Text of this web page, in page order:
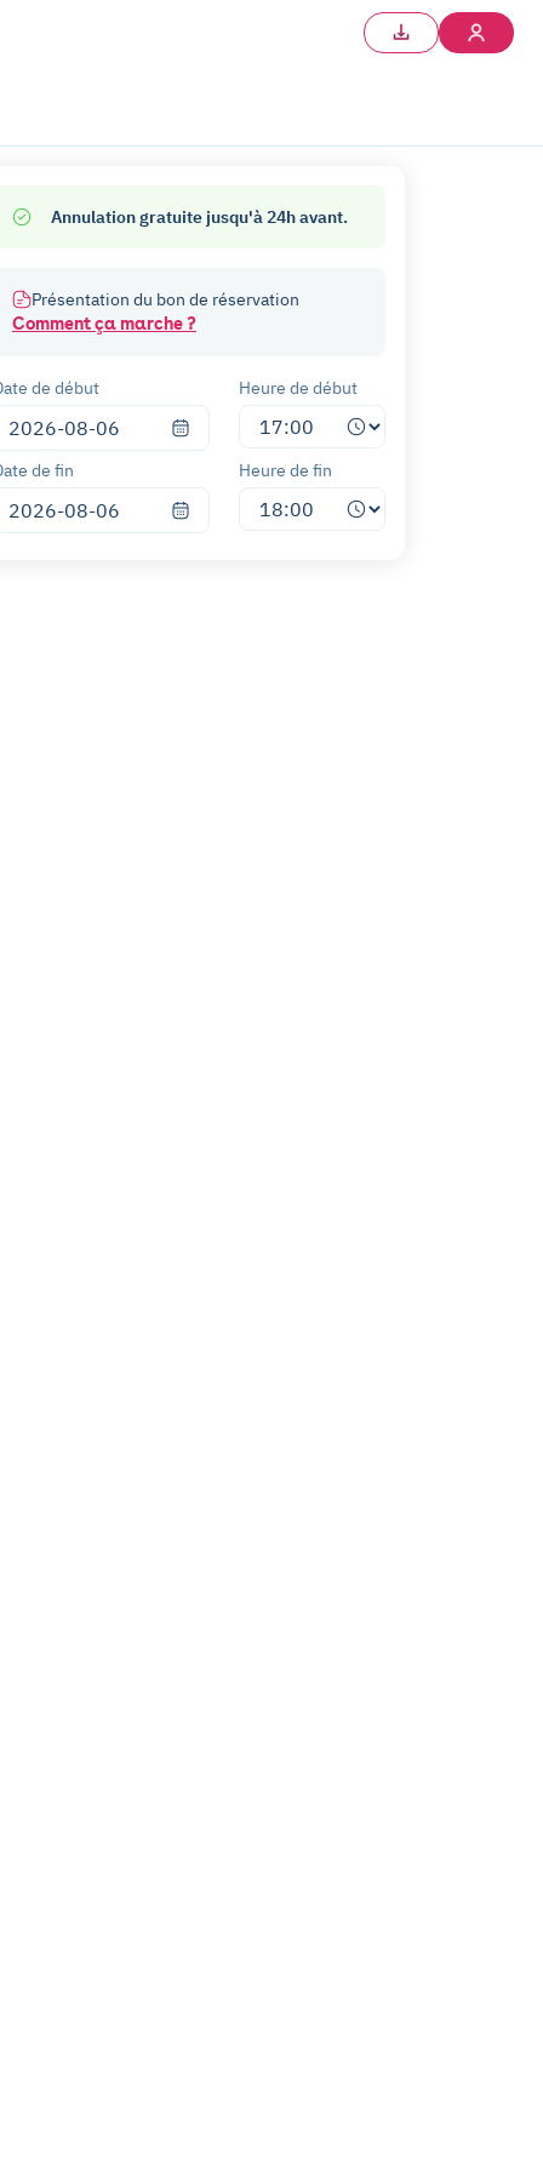
Annulation gratuite jusqu'à 24h avant.
Présentation du bon de réservation
Comment ça marche ?
de début Heure de début
de fin Heure de fin